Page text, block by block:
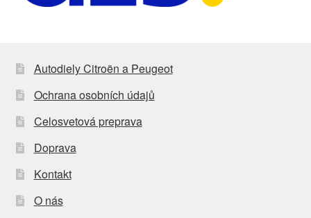
Autodiely Citroën a Peugeot
Ochrana osobních údajů
Celosvetová preprava
Doprava
Kontakt
O nás